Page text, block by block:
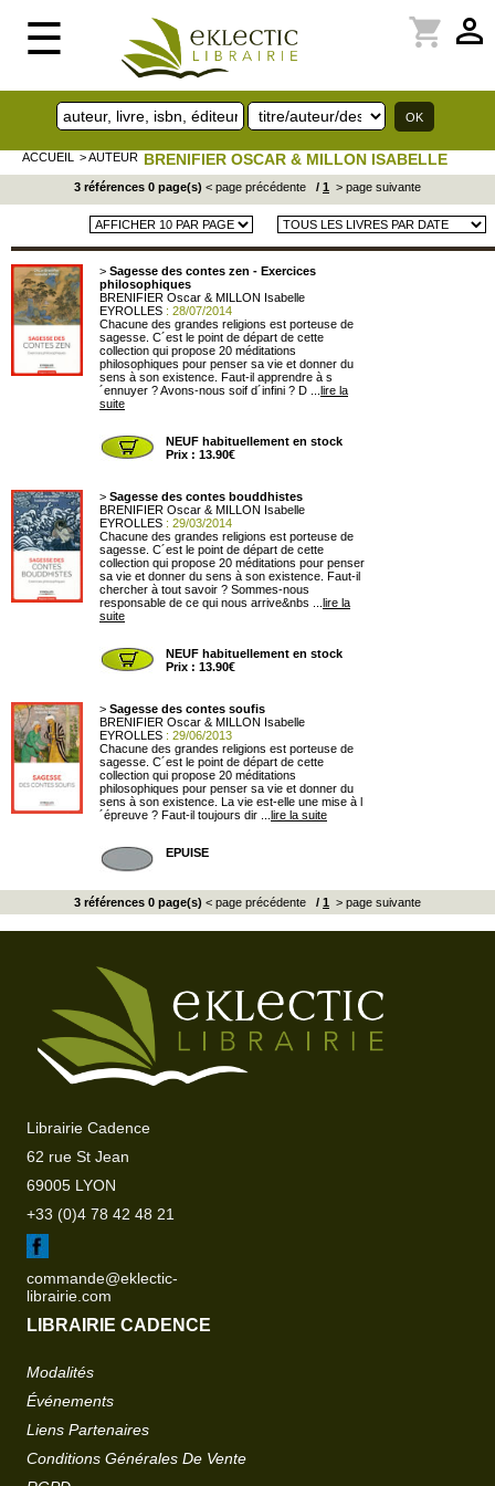
☰ perm_identity
shopping_cart
ACCUEIL > AUTEUR BRENIFIER OSCAR & MILLON ISABELLE
3 références 0 page(s) < page précédente / 1 > page suivante
> Sagesse des contes zen - Exercices
philosophiques
BRENIFIER Oscar & MILLON Isabelle
EYROLLES : 28/07/2014
Chacune des grandes religions est porteuse de
sagesse. C´est le point de départ de cette
collection qui propose 20 méditations
philosophiques pour penser sa vie et donner du
sens à son existence. Faut-il apprendre à s
´ennuyer ? Avons-nous soif d´infini ? D ... lire la
suite
NEUF habituellement en stock
Prix : 13.90€
> Sagesse des contes bouddhistes
BRENIFIER Oscar & MILLON Isabelle
EYROLLES : 29/03/2014
Chacune des grandes religions est porteuse de
sagesse. C´est le point de départ de cette
collection qui propose 20 méditations pour penser
sa vie et donner du sens à son existence. Faut-il
chercher à tout savoir ? Sommes-nous
responsable de ce qui nous arrive&nbs ... lire la
suite
NEUF habituellement en stock
Prix : 13.90€
> Sagesse des contes soufis
BRENIFIER Oscar & MILLON Isabelle
EYROLLES : 29/06/2013
Chacune des grandes religions est porteuse de
sagesse. C´est le point de départ de cette
collection qui propose 20 méditations
philosophiques pour penser sa vie et donner du
sens à son existence. La vie est-elle une mise à l
´épreuve ? Faut-il toujours dir ... lire la suite
EPUISE
3 références 0 page(s) < page précédente / 1 > page suivante
Librairie Cadence
62 rue St Jean
69005 LYON
+33 (0)4 78 42 48 21
commande@eklectic-
librairie.com
LIBRAIRIE CADENCE
Modalités
Événements
Liens Partenaires
Conditions Générales De Vente